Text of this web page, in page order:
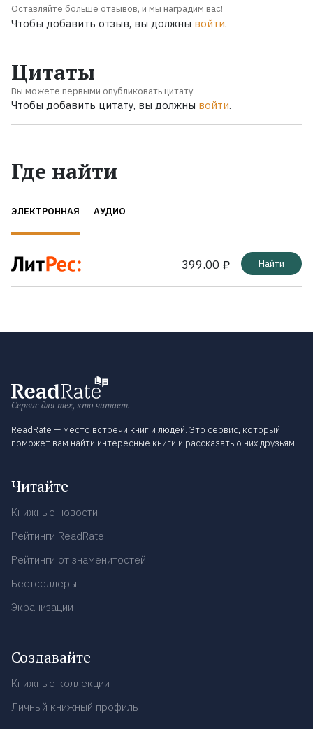
Оставляйте больше отзывов, и мы наградим вас!
Чтобы добавить отзыв, вы должны войти.
Цитаты
Вы можете первыми опубликовать цитату
Чтобы добавить цитату, вы должны войти.
Где найти
ЭЛЕКТРОННАЯ АУДИО
399.00 ₽ Найти
Сервис для тех, кто читает.
ReadRate — место встречи книг и людей. Это сервис, который
поможет вам найти интересные книги и рассказать о них друзьям.
Читайте
Книжные новости
Рейтинги ReadRate
Рейтинги от знаменитостей
Бестселлеры
Экранизации
Создавайте
Книжные коллекции
Личный книжный профиль